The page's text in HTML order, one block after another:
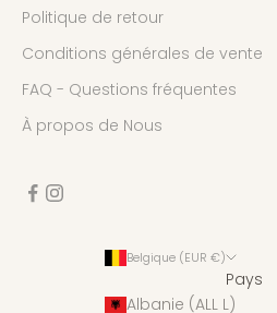
Politique de retour
Conditions générales de vente
FAQ - Questions fréquentes
À propos de Nous
Belgique (EUR €)
Pays
Albanie (ALL L)